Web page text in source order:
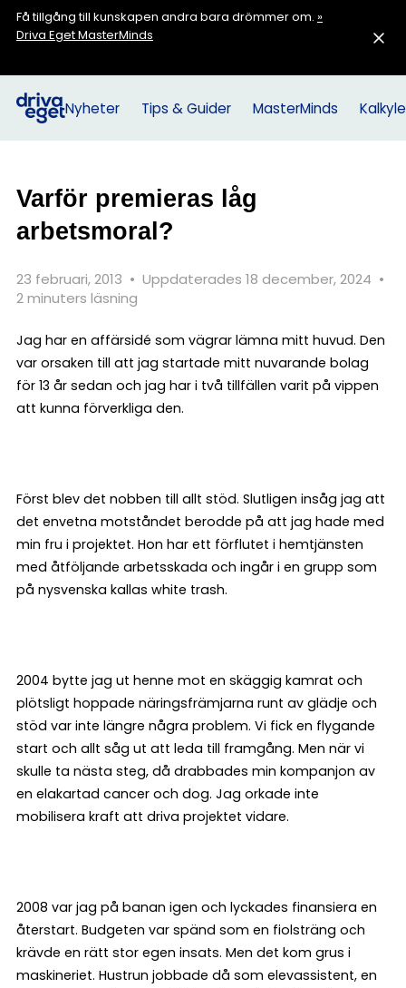
Få tillgång till kunskapen andra bara drömmer om. »
Driva Eget MasterMinds
Nyheter Tips & Guider MasterMinds
Varför premieras låg
arbetsmoral?
23 februari, 2013 • Uppdaterades 18 december, 2024 •
2 minuters läsning
Jag har en affärsidé som vägrar lämna mitt huvud. Den
var orsaken till att jag startade mitt nuvarande bolag
för 13 år sedan och jag har i två tillfällen varit på vippen
att kunna förverkliga den.
Först blev det nobben till allt stöd. Slutligen insåg jag att
det envetna motståndet berodde på att jag hade med
min fru i projektet. Hon har ett förflutet i hemtjänsten
med åtföljande arbetsskada och ingår i en grupp som
på nysvenska kallas white trash.
2004 bytte jag ut henne mot en skäggig kamrat och
plötsligt hoppade näringsfrämjarna runt av glädje och
stöd var inte längre några problem. Vi fick en flygande
start och allt såg ut att leda till framgång. Men när vi
skulle ta nästa steg, då drabbades min kompanjon av
en elakartad cancer och dog. Jag orkade inte
mobilisera kraft att driva projektet vidare.
2008 var jag på banan igen och lyckades finansiera en
återstart. Budgeten var spänd som en fiolsträng och
krävde en rätt stor egen insats. Men det kom grus i
maskineriet. Hustrun jobbade då som elevassistent, en